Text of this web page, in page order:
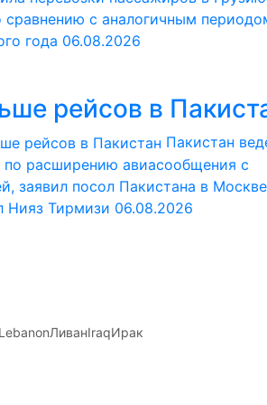
сравнению с аналогичным
года 06.08.2026
рейсов в
Пакистан
по расширению авиасообщения с
заявил посол Пакистана в Москве
Нияз Тирмизи 06.08.2026
LebanonЛиванIraqИрак